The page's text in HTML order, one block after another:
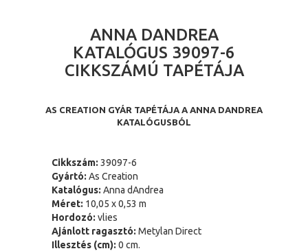
ANNA DANDREA
KATALÓGUS 39097-6
CIKKSZÁMÚ TAPÉTÁJA
AS CREATION GYÁR TAPÉTÁJA A ANNA DANDREA
KATALÓGUSBÓL
Cikkszám: 39097-6
Gyártó: As Creation
Katalógus: Anna dAndrea
Méret: 10,05 x 0,53 m
Hordozó: vlies
Ajánlott ragasztó: Metylan Direct
Illesztés (cm): 0 cm.